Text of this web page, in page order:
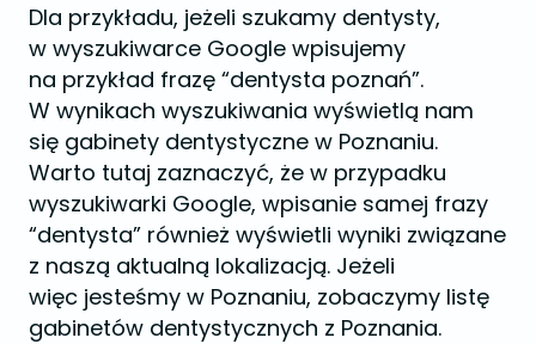
Dla przykładu, jeżeli szukamy dentysty,
w wyszukiwarce Google wpisujemy
na przykład frazę “dentysta poznań”.
W wynikach wyszukiwania wyświetlą nam
się gabinety dentystyczne w Poznaniu.
Warto tutaj zaznaczyć, że w przypadku
wyszukiwarki Google, wpisanie samej frazy
“dentysta” również wyświetli wyniki związane
z naszą aktualną lokalizacją. Jeżeli
więc jesteśmy w Poznaniu, zobaczymy listę
gabinetów dentystycznych z Poznania.